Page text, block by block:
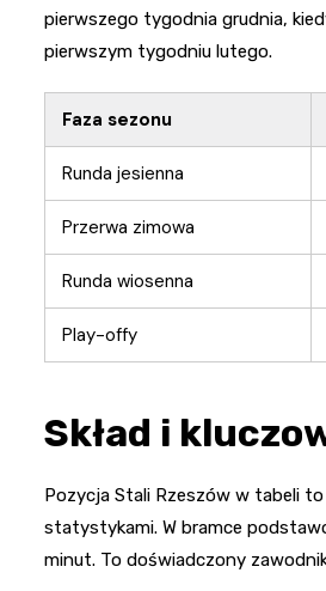
pierwszego tygodnia grudnia,
pierwszym tygodniu lutego.
Faza sezonu
Runda jesienna
Przerwa zimowa
Runda wiosenna
Play-offy
Skład i
Pozycja Stali Rzeszów w tabeli
statystykami. W bramce
minut. To doświadczony